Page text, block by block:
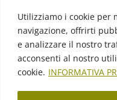
Utilizziamo i cookie per
navigazione, offrirti
e analizzare il nostro
acconsenti al nostro
cookie. INFORMATIVA
Matt
SEGNALAZIONI
CODICE ETICO DI